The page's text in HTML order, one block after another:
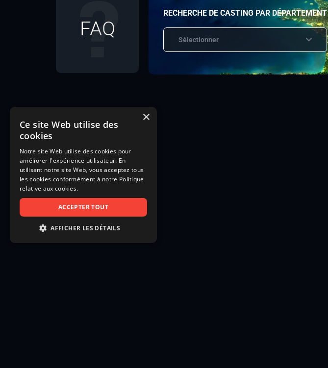
FAQ
RECHERCHE DE CASTING PAR DÉPARTEMENT
Sélectionner
×
Ce site Web utilise des
cookies
Notre site Web utilise des cookies pour
améliorer l'expérience utilisateur. En
utilisant notre site Web, vous acceptez tous
les cookies conformément à notre Politique
relative aux cookies.
ACCEPTER TOUT
AFFICHER LES DÉTAILS